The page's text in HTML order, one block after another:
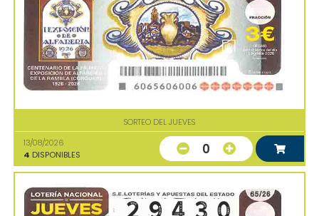
SORTEO DEL JUEVES
13/08/2026
4 DISPONIBLES 0